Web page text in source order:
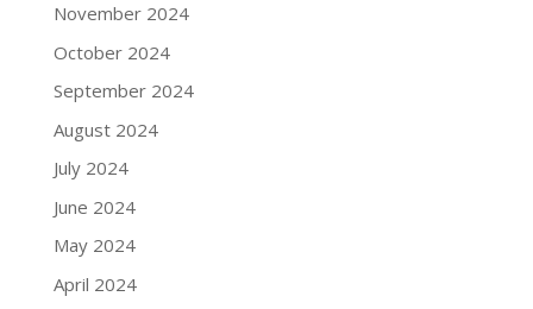
November 2024
October 2024
September 2024
August 2024
July 2024
June 2024
May 2024
April 2024